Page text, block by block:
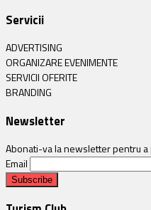
Servicii
ADVERTISING
ORGANIZARE EVENIMENTE
SERVICII OFERITE
BRANDING
Newsletter
Abonati-va la newsletter pentru
Email